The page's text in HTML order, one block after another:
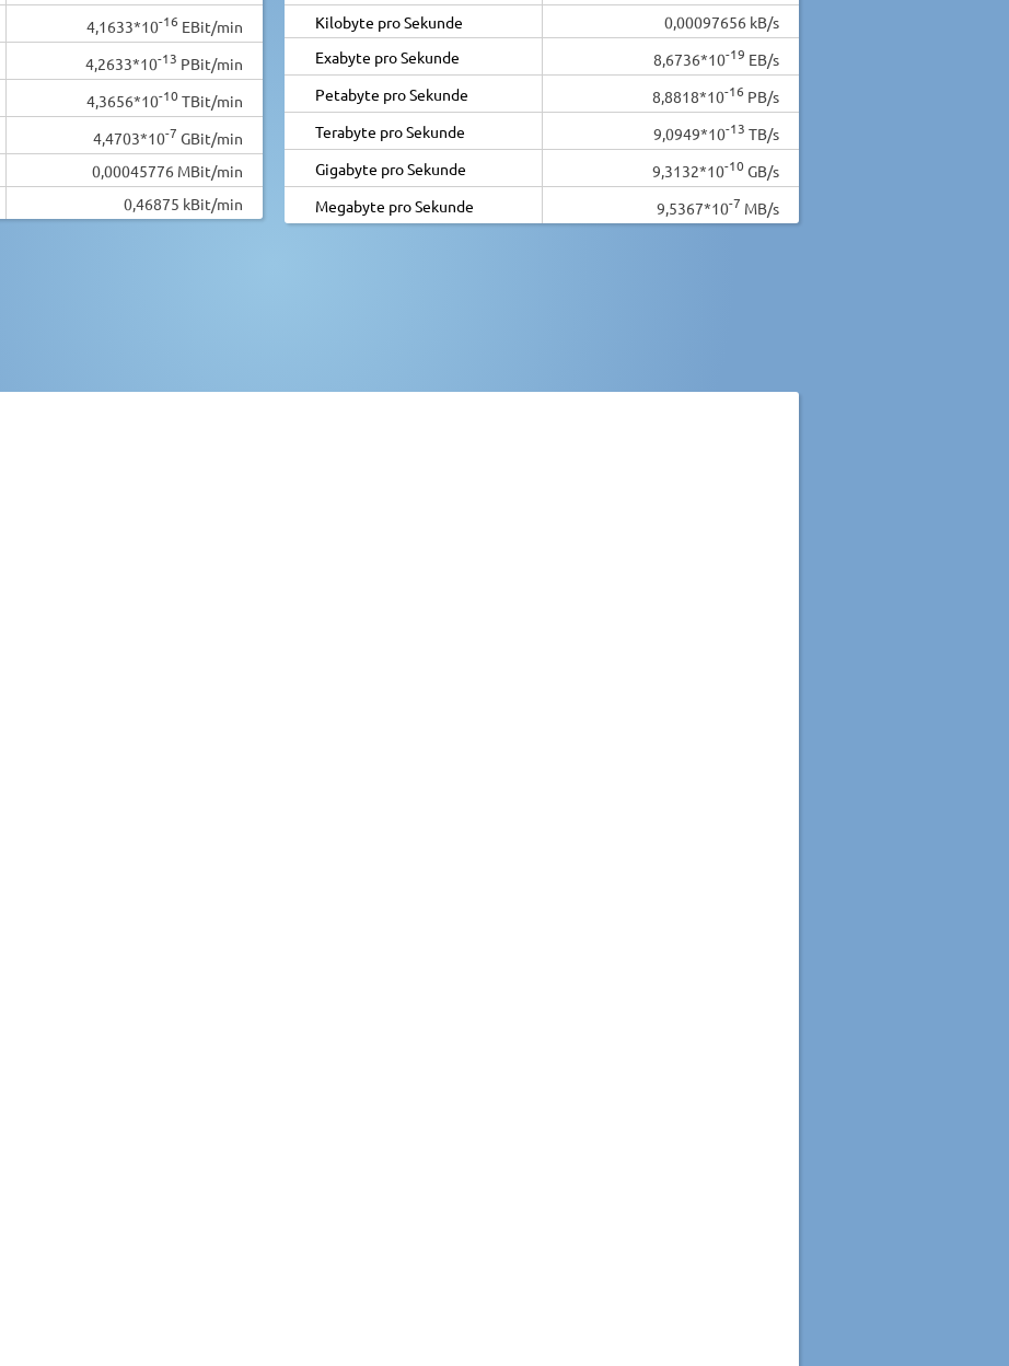
4,1633*10-16 EBit/min
4,2633*10-13 PBit/min
4,3656*10-10 TBit/min
4,4703*10-7 GBit/min
0,00045776 MBit/min
0,46875 kBit/min
Kilobyte pro Sekunde
0,00097656 kB/s
Exabyte pro Sekunde
8,6736*10-19 EB/s
Petabyte pro Sekunde
8,8818*10-16 PB/s
Terabyte pro Sekunde
9,0949*10-13 TB/s
Gigabyte pro Sekunde
9,3132*10-10 GB/s
Megabyte pro Sekunde
9,5367*10-7 MB/s